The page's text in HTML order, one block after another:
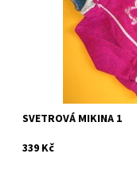
SVETROVÁ MIKINA 1
339 Kč